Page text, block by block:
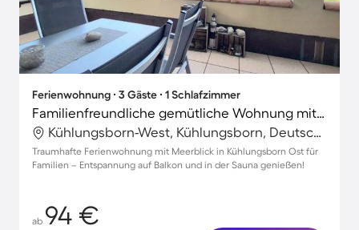
Ferienwohnung ∙ 3 Gäste ∙ 1 Schlafzimmer
Familienfreundliche gemütliche Wohnung mit Sauna | Meerblick | Strand in der Nähe
Kühlungsborn-West, Kühlungsborn, Deutschland
Traumhafte Ferienwohnung mit Meerblick in Kühlungsborn Ost für
Familien – Entspannung auf Balkon und in der Sauna genießen!
ab 94 €